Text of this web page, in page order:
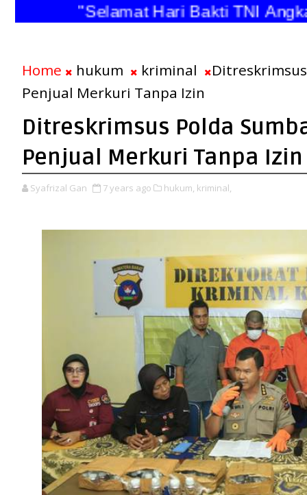
"Selamat Hari Bakti TNI
Home hukum kriminal
Penjual Merkuri Tanpa Izin
Ditreskrimsus Polda
Penjual Merkuri Tanpa Izin
Syafrizal Gan 7 years ago hukum, kriminal,